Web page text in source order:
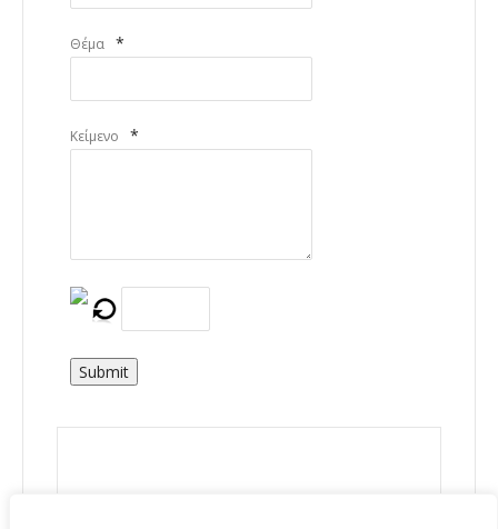
Θέμα *
Κείμενο *
Submit